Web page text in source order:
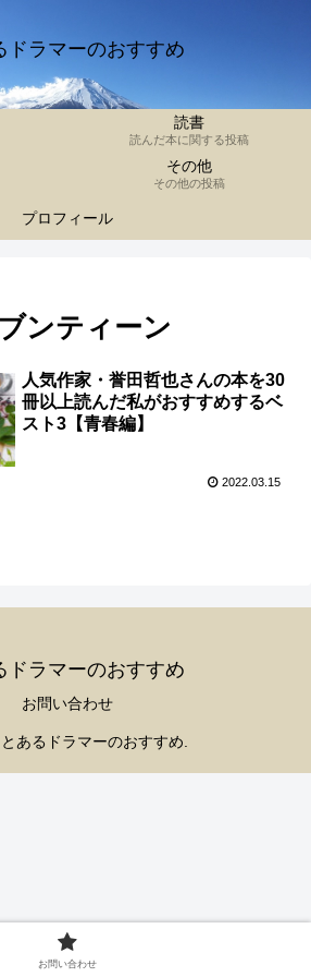
ドラマーのおすすめ
読書
読んだ本に関する投稿
その他
その他の投稿
プロフィール
ンティーン
人気作家・誉田哲也さんの本を30
冊以上読んだ私がおすすめするベ
スト3【青春編】
2022.03.15
ドラマーのおすすめ
お問い合わせ
あるドラマーのおすすめ.
お問い合わせ